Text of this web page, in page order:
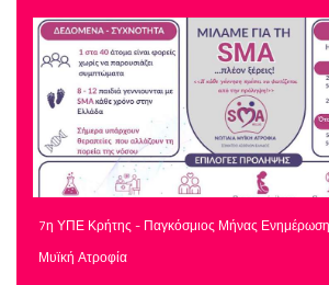
7η ΥΠΕ Κρήτης - Παγκόσμιος Μήνας
Μυϊκή Ατροφία